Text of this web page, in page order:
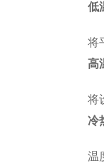
低
将
高
将
冷
温